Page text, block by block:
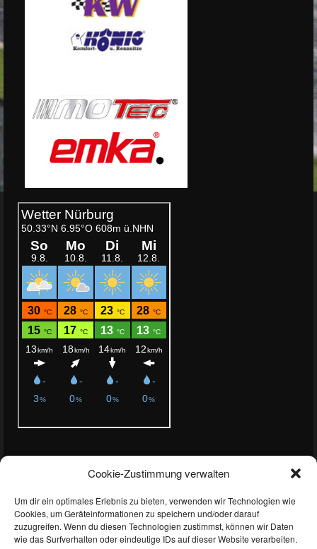
Cookie-Zustimmung verwalten
Um dir ein optimales Erlebnis zu bieten, verwenden wir Technologien wie
Cookies, um Geräteinformationen zu speichern und/oder darauf
zuzugreifen. Wenn du diesen Technologien zustimmst, können wir Daten
wie das Surfverhalten oder eindeutige IDs auf dieser Website verarbeiten.
NLS 6: Starke Aufholjagd wird mit Podiumserfolg belohnt
Premiere in der Porsche Enduracne Trophy